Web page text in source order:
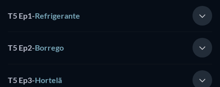
T5 Ep1-Refrigerante
T5 Ep2-Borrego
T5 Ep3-Hortelã